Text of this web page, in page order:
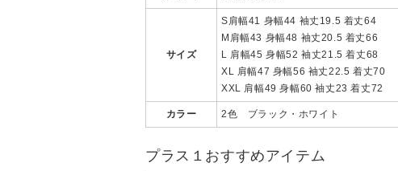
サイズ
S肩幅41 身幅44 袖丈19.5 着丈64
M肩幅43 身幅48 袖丈20.5 着丈66
L 肩幅45 身幅52 袖丈21.5 着丈68
XL 肩幅47 身幅56 袖丈22.5 着丈70
XXL 肩幅49 身幅60 袖丈23 着丈72
カラー 2色 ブラック・ホワイト
プラス１おすすめアイテム